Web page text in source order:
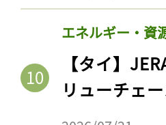
エネルギー・資
【タイ】
リューチェ